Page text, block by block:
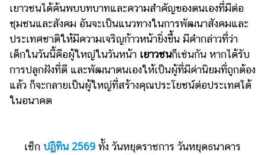
เยาวชนได้ค้นพบบทบาทและความสำคัญของตนเองที่มีต่อ
ชุมชนและสังคม อันจะเป็นแนวทางในการพัฒนาสังคมและ
ประเทศชาติให้มีความเจริญก้าวหน้ายิ่งขึ้น มีคำกล่าวที่ว่า
เด็กในวันนี้คือผู้ใหญ่ในวันหน้า เยาวชนก็เช่นกัน หากได้รับ
การปลูกฝังที่ดี และพัฒนาตนเองให้เป็นผู้ที่มีค่านิยมที่ถูกต้อง
แล้ว ก็จะกลายเป็นผู้ใหญ่ที่สร้างคุณประโยชน์ต่อประเทศได้
ในอนาคต
เช็ก ปฏิทิน 2569 ทั้ง วันหยุดราชการ วันหยุดธนาคาร